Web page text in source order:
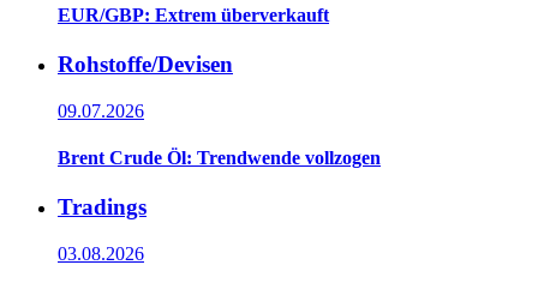
EUR/GBP: Extrem überverkauft
Rohstoffe/Devisen
09.07.2026
Brent Crude Öl: Trendwende vollzogen
Tradings
03.08.2026